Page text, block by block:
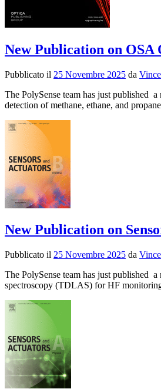
New Publication on OSA
Pubblicato il 25 Novembre 2025 da
The PolySense team has just published
detection of methane, ethane, and
New Publication on
Pubblicato il 25 Novembre 2025 da
The PolySense team has just published
spectroscopy (TDLAS) for HF